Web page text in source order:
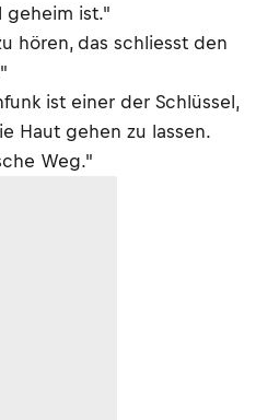
geheim ist."
hören, das schliesst den
ist einer der Schlüssel,
Haut gehen zu lassen.
Weg."